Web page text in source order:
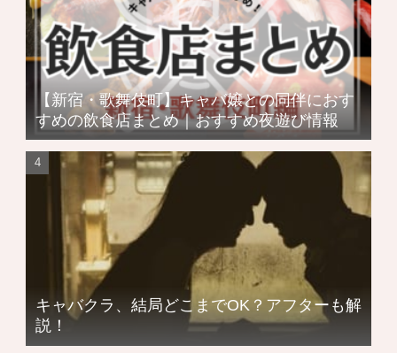
【新宿・歌舞伎町】キャバ嬢との同伴におす
すめの飲食店まとめ｜おすすめ夜遊び情報
キャバクラ、結局どこまでOK？アフターも解
説！